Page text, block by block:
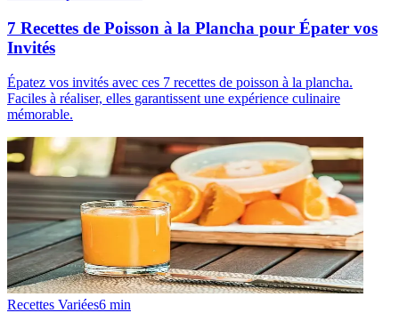
7 Recettes de Poisson à la Plancha pour Épater vos
Invités
Épatez vos invités avec ces 7 recettes de poisson à la plancha.
Faciles à réaliser, elles garantissent une expérience culinaire
mémorable.
Recettes Variées6 min